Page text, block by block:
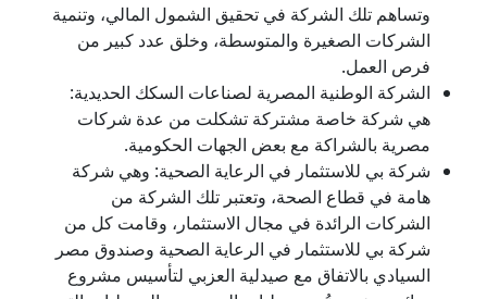
وتساهم تلك الشركة في تحقيق الشمول المالي، وتنمية
الشركات الصغيرة والمتوسطة، وخلق عدد كبير من
فرص العمل.
الشركة الوطنية المصرية لصناعات السكك الحديدية:
هي شركة خاصة مشتركة تشكلت من عدة شركات
مصرية بالشراكة مع بعض الجهات الحكومية.
شركة بي للاستثمار في الرعاية الصحية: وهي شركة
هامة في قطاع الصحة، وتعتبر تلك الشركة من
الشركات الرائدة في مجال الاستثمار، وقامت كل من
شركة بي للاستثمار في الرعاية الصحية وصندوق مصر
السيادي بالاتفاق مع صيدلية العزبي لتأسيس مشروع